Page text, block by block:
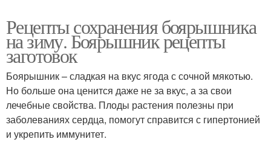
Рецепты сохранения боярышника
на зиму. Боярышник рецепты
заготовок
Боярышник – сладкая на вкус ягода с сочной мякотью.
Но больше она ценится даже не за вкус, а за свои
лечебные свойства. Плоды растения полезны при
заболеваниях сердца, помогут справится с гипертонией
и укрепить иммунитет.